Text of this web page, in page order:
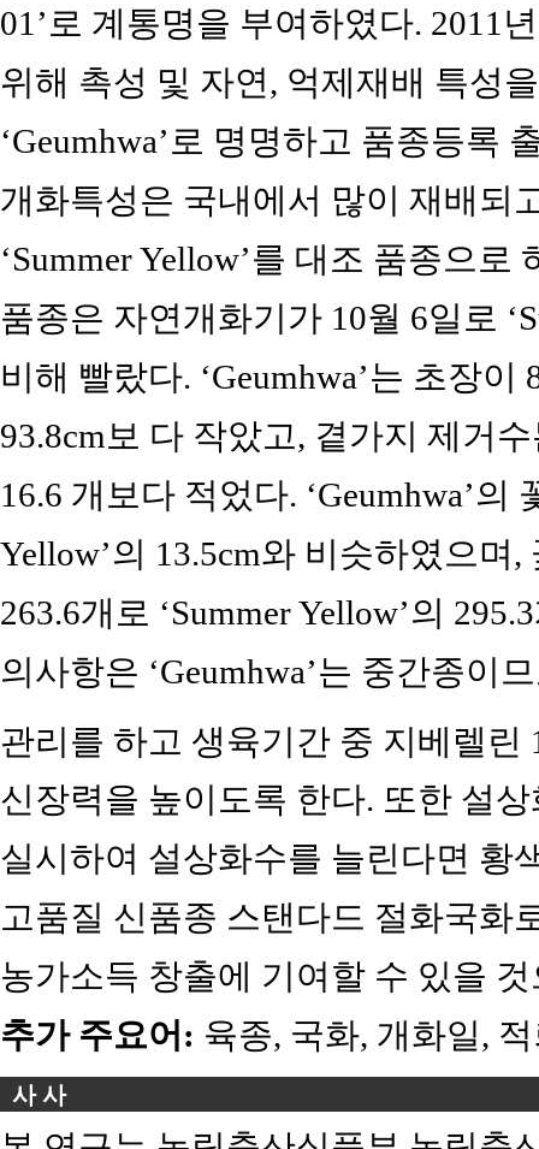
01’로 계통명을 부여하였다. 2011
위해 촉성 및 자연, 억제재배 특성
‘Geumhwa’로 명명하고 품종등록
개화특성은 국내에서 많이 재배되
‘Summer Yellow’를 대조 품종으로
품종은 자연개화기가 10월 6일로
비해 빨랐다. ‘Geumhwa’는 초장이
93.8cm보 다 작았고, 곁가지 제거수
16.6 개보다 적었다. ‘Geumhwa’의
Yellow’의 13.5cm와 비슷하였으며,
263.6개로 ‘Summer Yellow’의
의사항은 ‘Geumhwa’는 중간종이
관리를 하고 생육기간 중 지베렐린
신장력을 높이도록 한다. 또한 설
실시하여 설상화수를 늘린다면 황
고품질 신품종 스탠다드 절화국화
농가소득 창출에 기여할 수 있을
추가 주요어: 육종, 국화, 개화일,
사 사